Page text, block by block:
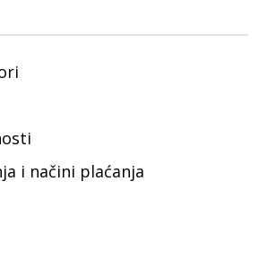
i načini plaćanja